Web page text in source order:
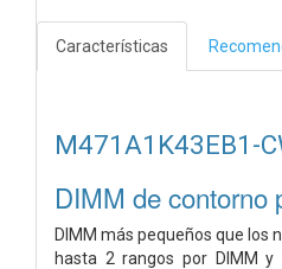
Características
M471A1K43EB1-
DIMM de contorno
DIMM más pequeños que los
hasta 2 rangos por DIMM y